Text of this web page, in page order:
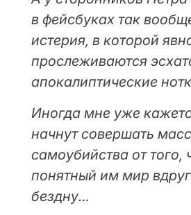
в фейсбуках так
истерия, в которой
прослеживаются
апокалиптические
Иногда мне уже
начнут совершать
самоубийства от того,
понятный им мир
бездну…